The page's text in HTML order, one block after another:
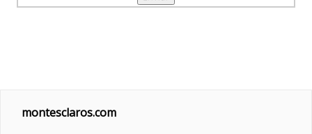
montesclaros.com